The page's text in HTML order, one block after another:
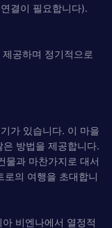
결이 필요합니다).
공하며 정기적으로
가 있습니다. 이 마을
방법을 제공합니다.
물과 마찬가지로 대서
의 여행을 초대합니
비엔나에서 열정적